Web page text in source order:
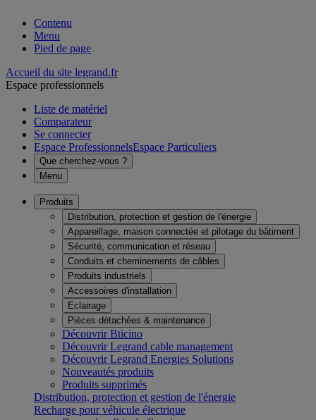
Contenu
Menu
Pied de page
Accueil du site legrand.fr
Espace professionnels
Liste de matériel
Comparateur
Se connecter
Espace ProfessionnelsEspace Particuliers
Que cherchez-vous ?
Menu
Produits
Distribution, protection et gestion de l'énergie
Appareillage, maison connectée et pilotage du bâtiment
Sécurité, communication et réseau
Conduits et cheminements de câbles
Produits industriels
Accessoires d'installation
Eclairage
Pièces détachées & maintenance
Découvrir Bticino
Découvrir Legrand cable management
Découvrir Legrand Energies Solutions
Nouveautés produits
Produits supprimés
Distribution, protection et gestion de l'énergie
Recharge pour véhicule électrique